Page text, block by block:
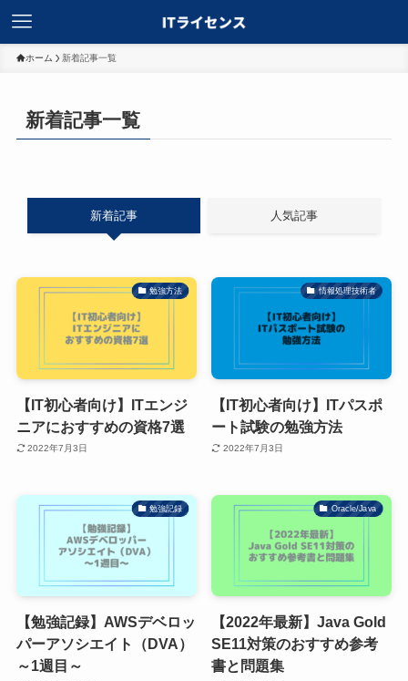
ホーム 新着記事一覧
新着記事一覧
新着記事 人気記事
勉強方法
【IT初心者向け】ITエンジ
ニアにおすすめの資格7選
2022年7月3日
情報処理技術者
【IT初心者向け】ITパスポ
ート試験の勉強方法
2022年7月3日
勉強記録
【勉強記録】AWSデベロッ
パーアソシエイト（DVA）
～1週目～
Oracle/Java
【2022年最新】Java Gold
SE11対策のおすすめ参考
書と問題集